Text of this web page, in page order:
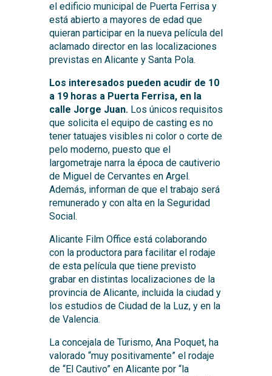
el edificio municipal de Puerta Ferrisa y
está abierto a mayores de edad que
quieran participar en la nueva película del
aclamado director en las localizaciones
previstas en Alicante y Santa Pola.
Los interesados pueden acudir de 10
a 19 horas a Puerta Ferrisa, en la
calle Jorge Juan.Los únicos requisitos
que solicita el equipo de casting es no
tener tatuajes visibles ni color o corte de
pelo moderno, puesto que el
largometraje narra la época de cautiverio
de Miguel de Cervantes en Argel.
Además, informan de que el trabajo será
remunerado y con alta en la Seguridad
Social.
Alicante Film Office está colaborando
con la productora para facilitar el rodaje
de esta película que tiene previsto
grabar en distintas localizaciones de la
provincia de Alicante, incluida la ciudad y
los estudios de Ciudad de la Luz, y en la
de Valencia.
La concejala de Turismo, Ana Poquet, ha
valorado “muy positivamente” el rodaje
de “El Cautivo” en Alicante por “la